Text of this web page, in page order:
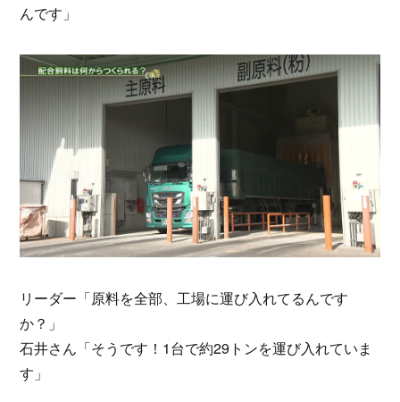
んです」
リーダー「原料を全部、工場に運び入れてるんです
か？」
石井さん「そうです！1台で約29トンを運び入れていま
す」